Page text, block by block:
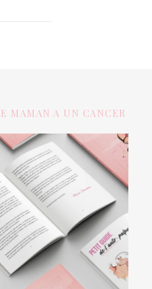
MAMAN A UN CANCER